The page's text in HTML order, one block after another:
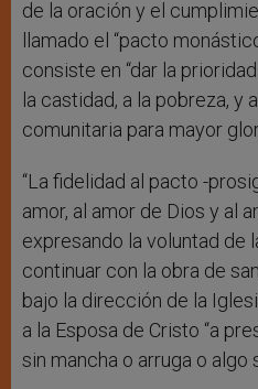
de la oración y el
llamado el “pacto
consiste en “dar la
la castidad, a la pobreza, y
comunitaria para mayor
“La fidelidad al pacto -
amor, al amor de Dios y al
expresando la voluntad de
continuar con la obra de
bajo la dirección de la
a la Esposa de Cristo “a
sin mancha o arruga o algo